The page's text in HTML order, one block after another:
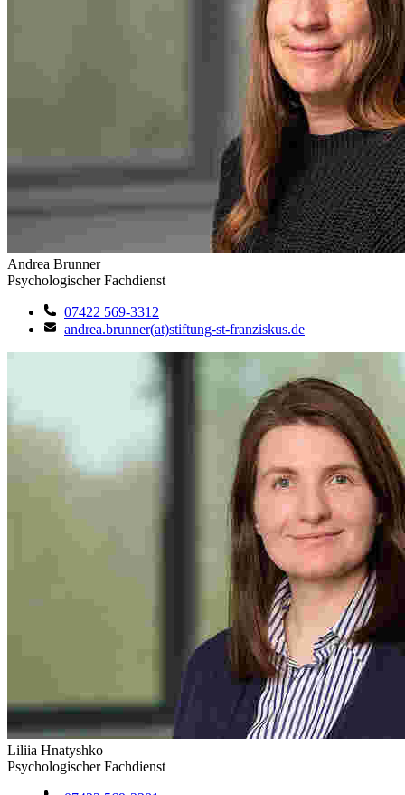
Andrea Brunner
Psychologischer Fachdienst
07422 569-3312
andrea.brunner(at)stiftung-st-franziskus.de
Liliia Hnatyshko
Psychologischer Fachdienst